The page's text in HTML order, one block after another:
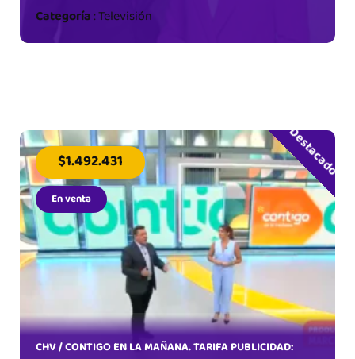
Categoría:Televisión
Destacado
$1.492.431
En venta
CHV / CONTIGO EN LA MAÑANA. TARIFA PUBLICIDAD: